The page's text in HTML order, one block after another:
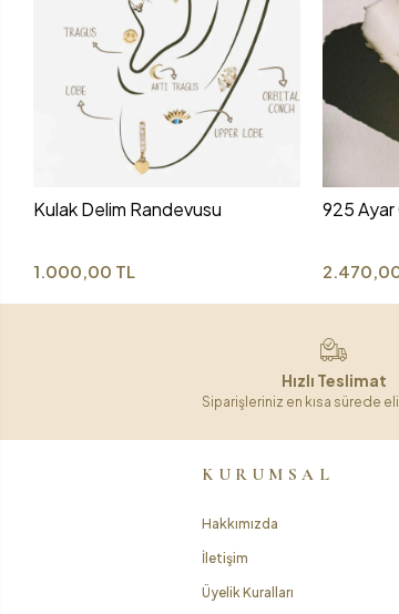
Kulak Delim Randevusu
1.000,00 TL
925 Ayar
Hızlı Teslimat
Siparişleriniz en kısa sürede
KURUMSAL
Hakkımızda
İletişim
Üyelik Kuralları